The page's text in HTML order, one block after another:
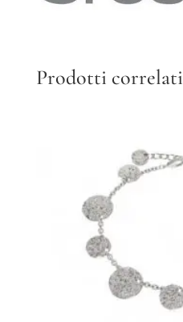
Prodotti correlati